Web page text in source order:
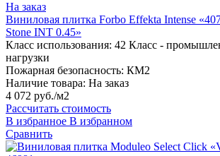
На заказ
Виниловая плитка Forbo Effekta Intense
Stone INT 0.45»
Класс использования: 42 Класс -
нагрузки
Пожарная безопасность: КМ2
Наличие товара: На заказ
4 072 руб./м2
Рассчитать стоимость
В избранное В избранном
Сравнить